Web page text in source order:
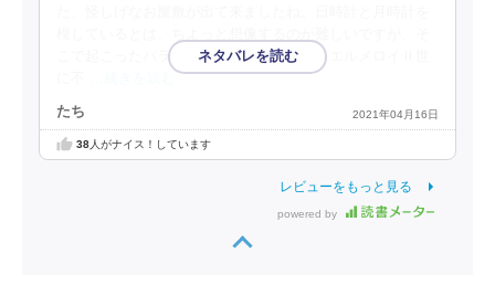
こで起こったバラバラ殺人事件。すごく、エルメロイⅡ世
たち 2021年04月16日
38人がナイス！しています
レビューをもっと見る
powered by